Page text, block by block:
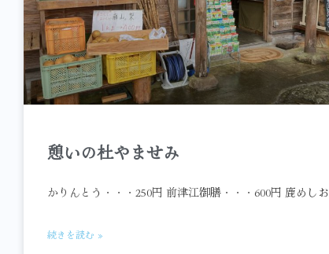
憩いの杜やませみ
かりんとう・・・250円 前津江御膳・・・600円 鹿めしお
続きを読む »